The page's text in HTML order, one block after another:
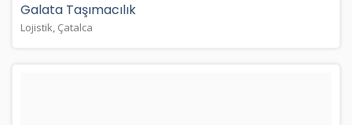
Galata Taşımacılık
Lojistik, Çatalca